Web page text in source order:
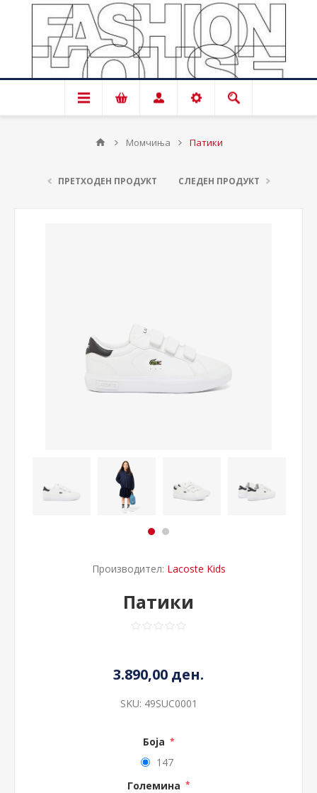
Момчиња Патики
ПРЕТХОДЕН ПРОДУКТ СЛЕДЕН ПРОДУКТ
Производител: Lacoste Kids
Патики
3.890,00 ден.
SKU: 49SUC0001
Боја *
147
Големина *